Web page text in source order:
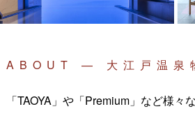
ABOUT — 大江戸温泉
「TAOYA」や「Premium」など様々